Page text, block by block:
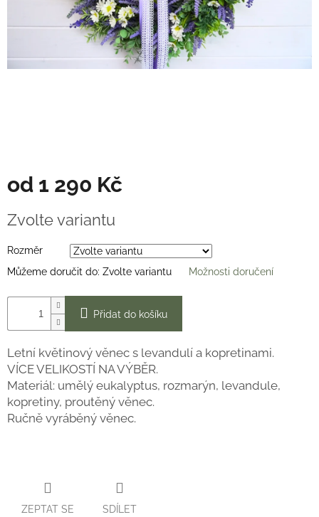
stůl
Hodnocení
(FAQ)
mně
Přihlášení
od 1 290 Kč
cena:
Zvolte variantu
Rozměr
Můžeme doručit do: Zvolte variantu Možnosti doručení
Přidat do košíku
Letní květinový věnec s levandulí a kopretinami.
VÍCE VELIKOSTÍ NA VÝBĚR.
Materiál: umělý eukalyptus, rozmarýn, levandule,
kopretiny, proutěný věnec.
Ručně vyráběný věnec.
ZEPTAT SE SDÍLET